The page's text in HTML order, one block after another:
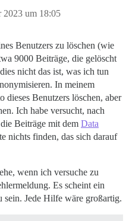
2023 um 18:05
Benutzers zu löschen (wie
9000 Beiträge, die gelöscht
nicht das ist, was ich tun
In meinem
dieses Benutzers löschen, aber
Ich habe versucht, nach
Beiträge mit dem Data
nichts finden, das sich darauf
wenn ich versuche zu
Es scheint ein
Jede Hilfe wäre großartig.